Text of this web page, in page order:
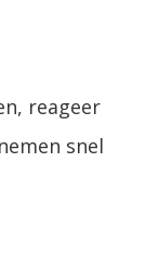
reageer
snel